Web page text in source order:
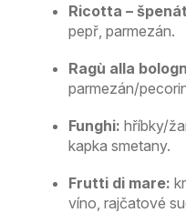
Ricotta –
pepř, parmezán.
Ragù alla
parmezán/
Funghi: hříbky/
kapka smetany.
Frutti di mare:
víno, rajčatové